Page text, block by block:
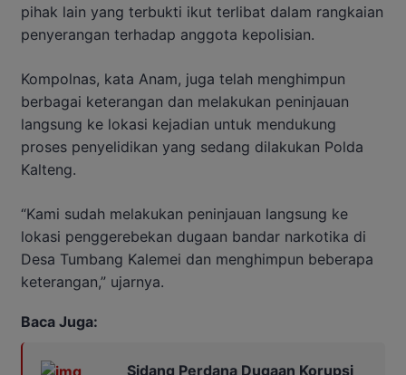
pihak lain yang terbukti ikut terlibat dalam rangkaian
penyerangan terhadap anggota kepolisian.
Kompolnas, kata Anam, juga telah menghimpun
berbagai keterangan dan melakukan peninjauan
langsung ke lokasi kejadian untuk mendukung
proses penyelidikan yang sedang dilakukan Polda
Kalteng.
“Kami sudah melakukan peninjauan langsung ke
lokasi penggerebekan dugaan bandar narkotika di
Desa Tumbang Kalemei dan menghimpun beberapa
keterangan,” ujarnya.
Baca Juga:
Sidang Perdana Dugaan Korupsi